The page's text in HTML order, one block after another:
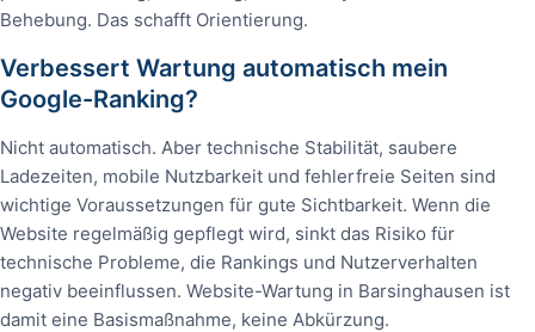
Behebung. Das schafft Orientierung.
Verbessert Wartung automatisch mein
Google-Ranking?
Nicht automatisch. Aber technische Stabilität, saubere
Ladezeiten, mobile Nutzbarkeit und fehlerfreie Seiten sind
wichtige Voraussetzungen für gute Sichtbarkeit. Wenn die
Website regelmäßig gepflegt wird, sinkt das Risiko für
technische Probleme, die Rankings und Nutzerverhalten
negativ beeinflussen. Website-Wartung in Barsinghausen ist
damit eine Basismaßnahme, keine Abkürzung.